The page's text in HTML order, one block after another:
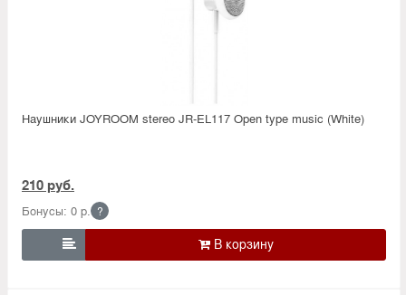
Наушники JOYROOM stereo JR-EL117 Open type music (White)
210 руб.
Бонусы: 0 р. ?
